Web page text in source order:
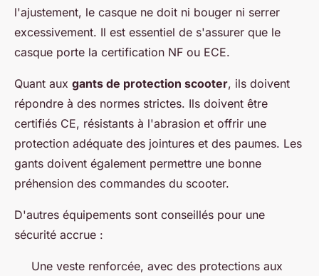
l'ajustement, le casque ne doit ni bouger ni serrer
excessivement. Il est essentiel de s'assurer que le
casque porte la certification NF ou ECE.
Quant aux gants de protection scooter, ils doivent
répondre à des normes strictes. Ils doivent être
certifiés CE, résistants à l'abrasion et offrir une
protection adéquate des jointures et des paumes. Les
gants doivent également permettre une bonne
préhension des commandes du scooter.
D'autres équipements sont conseillés pour une
sécurité accrue :
Une veste renforcée, avec des protections aux